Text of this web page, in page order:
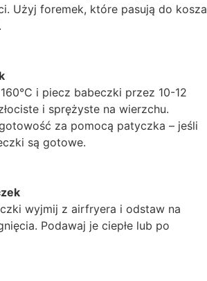
Użyj foremek, które pasują do kosza
i piecz babeczki przez 10-12
i sprężyste na wierzchu.
za pomocą patyczka – jeśli
są gotowe.
wyjmij z airfryera i odstaw na
Podawaj je ciepłe lub po